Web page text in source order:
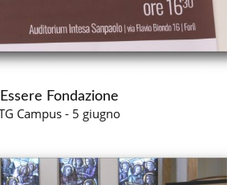
Essere Fondazione
Campus - 5 giugno